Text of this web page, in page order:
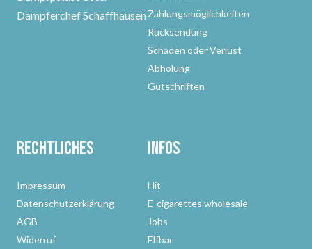
Dampferchef Schaffhausen Zahlungsmöglichkeiten
Rücksendung
Schaden oder Verlust
Abholung
Gutschriften
Rechtliches
Impressum
Datenschutzerklärung
AGB
Widerruf
Infos
Hit
E-cigarettes wholesale
Jobs
Elfbar